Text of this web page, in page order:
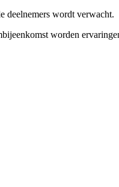
deelnemers wordt verwacht.
worden